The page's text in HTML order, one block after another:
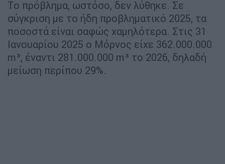
Το πρόβλημα, ωστόσο, δεν λύθηκε. Σε
σύγκριση με το ήδη προβληματικό 2025, τα
ποσοστά είναι σαφώς χαμηλότερα. Στις 31
Ιανουαρίου 2025 ο Μόρνος είχε 362.000.000
m³, έναντι 281.000.000 m³ το 2026, δηλαδή
μείωση περίπου 29%.